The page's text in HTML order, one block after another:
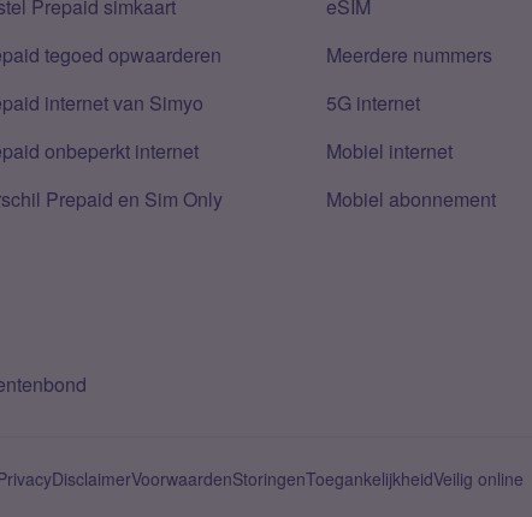
Prepaid simkaart
tegoed opwaarderen
internet van Simyo
onbeperkt internet
Prepaid en Sim Only
eSIM
Meerdere nummers
5G internet
Mobiel internet
Mobiel abonnement
DisclaimerVoorwaardenStoringenToegankelijkheidVeilig online